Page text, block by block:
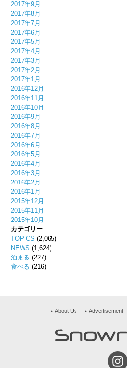
2017年9月
2017年8月
2017年7月
2017年6月
2017年5月
2017年4月
2017年3月
2017年2月
2017年1月
2016年12月
2016年11月
2016年10月
2016年9月
2016年8月
2016年7月
2016年6月
2016年5月
2016年4月
2016年3月
2016年2月
2016年1月
2015年12月
2015年11月
2015年10月
カテゴリー
TOPICS (2,065)
NEWS (1,624)
泊まる (227)
食べる (216)
About Us Advertisement